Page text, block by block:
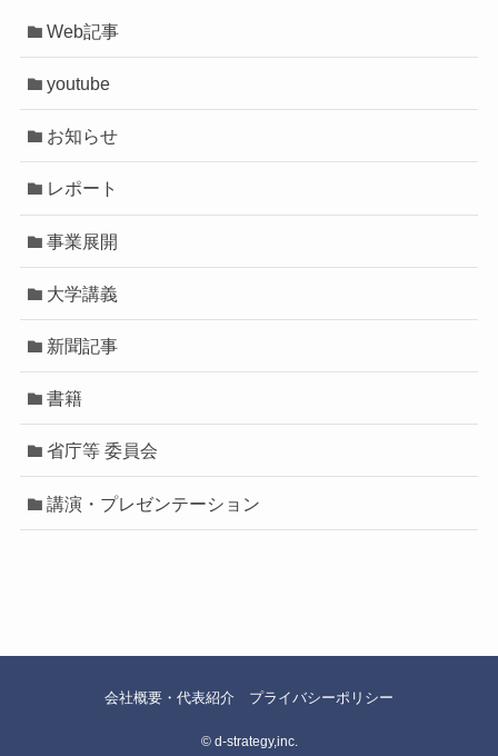
Web記事
youtube
お知らせ
レポート
事業展開
大学講義
新聞記事
書籍
省庁等 委員会
講演・プレゼンテーション
会社概要・代表紹介 プライバシーポリシー
©d-strategy,inc.